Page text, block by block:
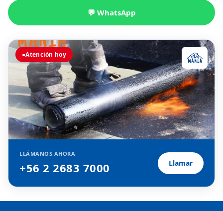
💬 WhatsApp
●Atención hoy
LLÁMANOS AHORA
+56 2 2683 7000 Llamar